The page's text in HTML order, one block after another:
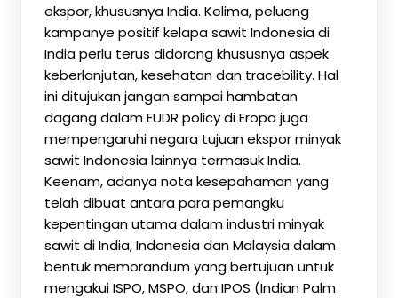
ekspor, khususnya India. Kelima, peluang
kampanye positif kelapa sawit Indonesia di
India perlu terus didorong khususnya aspek
keberlanjutan, kesehatan dan tracebility. Hal
ini ditujukan jangan sampai hambatan
dagang dalam EUDR policy di Eropa juga
mempengaruhi negara tujuan ekspor minyak
sawit Indonesia lainnya termasuk India.
Keenam, adanya nota kesepahaman yang
telah dibuat antara para pemangku
kepentingan utama dalam industri minyak
sawit di India, Indonesia dan Malaysia dalam
bentuk memorandum yang bertujuan untuk
mengakui ISPO, MSPO, dan IPOS (Indian Palm